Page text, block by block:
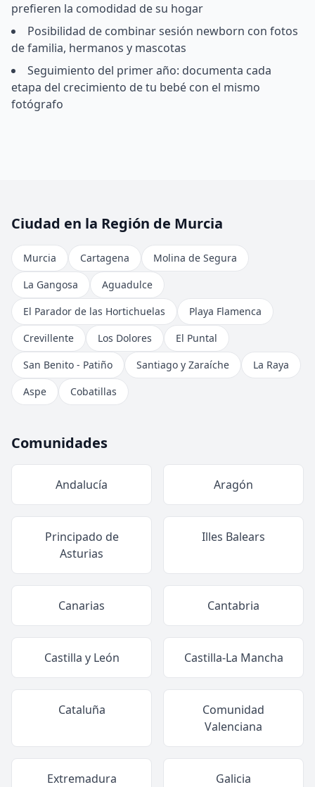
prefieren la comodidad de su hogar
Posibilidad de combinar sesión newborn con fotos
de familia, hermanos y mascotas
Seguimiento del primer año: documenta cada
etapa del crecimiento de tu bebé con el mismo
fotógrafo
Ciudad en la Región de Murcia
Murcia Cartagena
Molina de Segura
La Gangosa
Aguadulce
El Parador de las Hortichuelas
Playa Flamenca
Crevillente
Los Dolores
El Puntal
San Benito - Patiño
Santiago y Zaraíche
La Raya
Aspe
Cobatillas
Comunidades
Andalucía Aragón
Principado de
Asturias
Illes Balears
Canarias Cantabria
Castilla y León Castilla-La Mancha
Cataluña
Comunidad
Valenciana
Extremadura Galicia